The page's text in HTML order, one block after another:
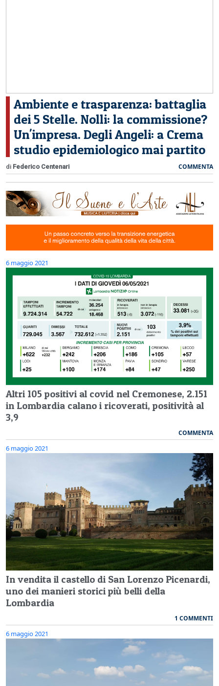
Ambiente e trasparenza: battaglia
dei 5 Stelle. Nolli: la commissione?
Un'impresa. Degli Angeli: a Crema
studio epidemiologico mai partito
di Federico Centenari COMMENTA
6 maggio 2021
Altri 105 positivi al covid nel Cremonese, 2.151
in Lombardia calano i ricoverati, positività al
3,9
COMMENTA
6 maggio 2021
In vendita il castello di San Lorenzo Picenardi,
uno dei manieri storici più belli della
Lombardia
1 COMMENTI
6 maggio 2021